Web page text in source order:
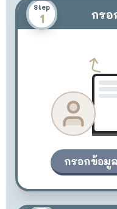
Step
1 กรอ
กรอกข้อมู